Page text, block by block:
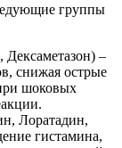
группы
–
снижая острые
шоковых
Лоратадин,
гистамина,